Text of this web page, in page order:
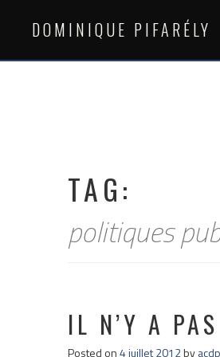
contentDOMINIQUE PIFARÉLY
TAG:
politiques
IL N’Y A
Posted on4 juillet 2012byacdp